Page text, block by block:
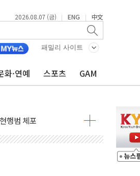
2026.08.07 (금) | ENG | 中文
패밀리 사이트
화·연예 스포츠 GAM
선·대선 직격탄' 우려
행범 체포
화